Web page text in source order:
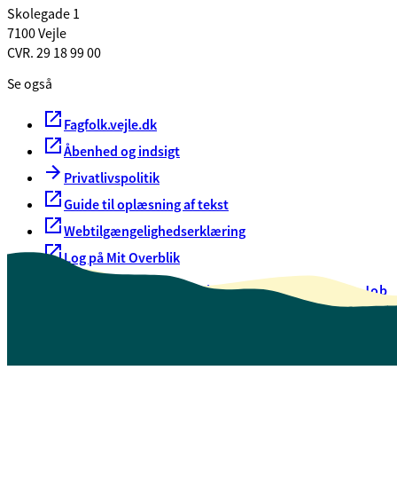
Skolegade 1
7100 Vejle
CVR. 29 18 99 00
Se også
Fagfolk.vejle.dk
Åbenhed og indsigt
Privatlivspolitik
Guide til oplæsning af tekst
Webtilgængelighedserklæring
Log på Mit Overblik
Oversigt over selvbetjeningJob